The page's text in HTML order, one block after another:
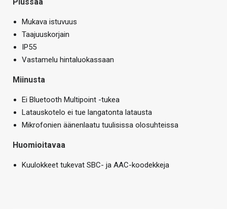
Mukava istuvuus
Taajuuskorjain
IP55
Vastamelu hintaluokassaan
Miinusta
Ei Bluetooth Multipoint -tukea
Latauskotelo ei tue langatonta latausta
Mikrofonien äänenlaatu tuulisissa olosuhteissa
Huomioitavaa
Kuulokkeet tukevat SBC- ja AAC-koodekkeja